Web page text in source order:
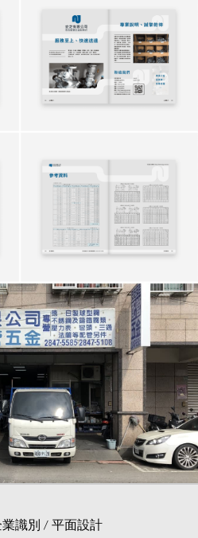
識別 / 平面設計